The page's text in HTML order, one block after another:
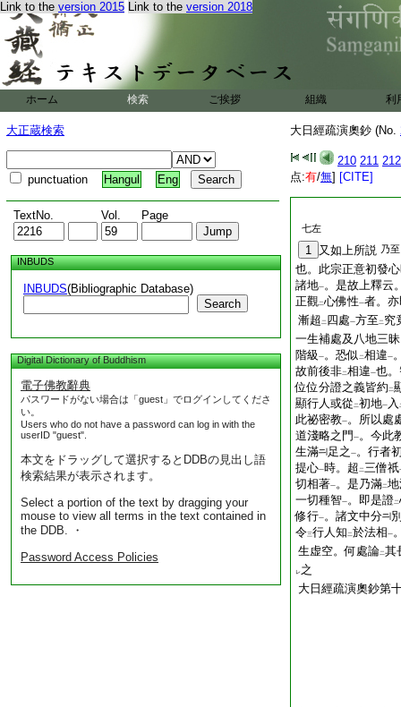
Link to the version 2015 Link to the version 2018
ホーム 検索 ご挨拶 組織 利
大正蔵検索
punctuation Hangul Eng
TextNo. Vol. Page
INBUDS
INBUDS(Bibliographic Database)
Search
Digital Dictionary of Buddhism
電子佛教辭典
パスワードがない場合は「guest」でログインしてくださ
い。
Users who do not have a password can log in with the
userID "guest".
本文をドラッグして選択するとDDBの見出し語
検索結果が表示されます。
Select a portion of the text by dragging your
mouse to view all terms in the text contained in
the DDB. ・
Password Access Policies
大日經疏演奧鈔 (No.
210 211 212
点:有/無] [CITE]
七左
1 又如上所説 乃至
也。此宗正意初發
諸地一。是故上釋云
正觀二心佛性一者。
漸超 二 四處一方至 二 究
一生補處及八地三
階級 一。恐似 二相違一
故前後非二相違一也
位位分證之義皆約 二
顯行人或從 二初地一 入
此祕密教一。所以處
道淺略之門 一。今此
生滿
足之 一。行者
提心一時。超 二三僧祇
切相著一。是乃滿二
一切種智一。即是證二
修行一。諸文中分
令三行人知 二於法相一
生虚空。何處論二其
レ之
大日經疏演奧鈔第